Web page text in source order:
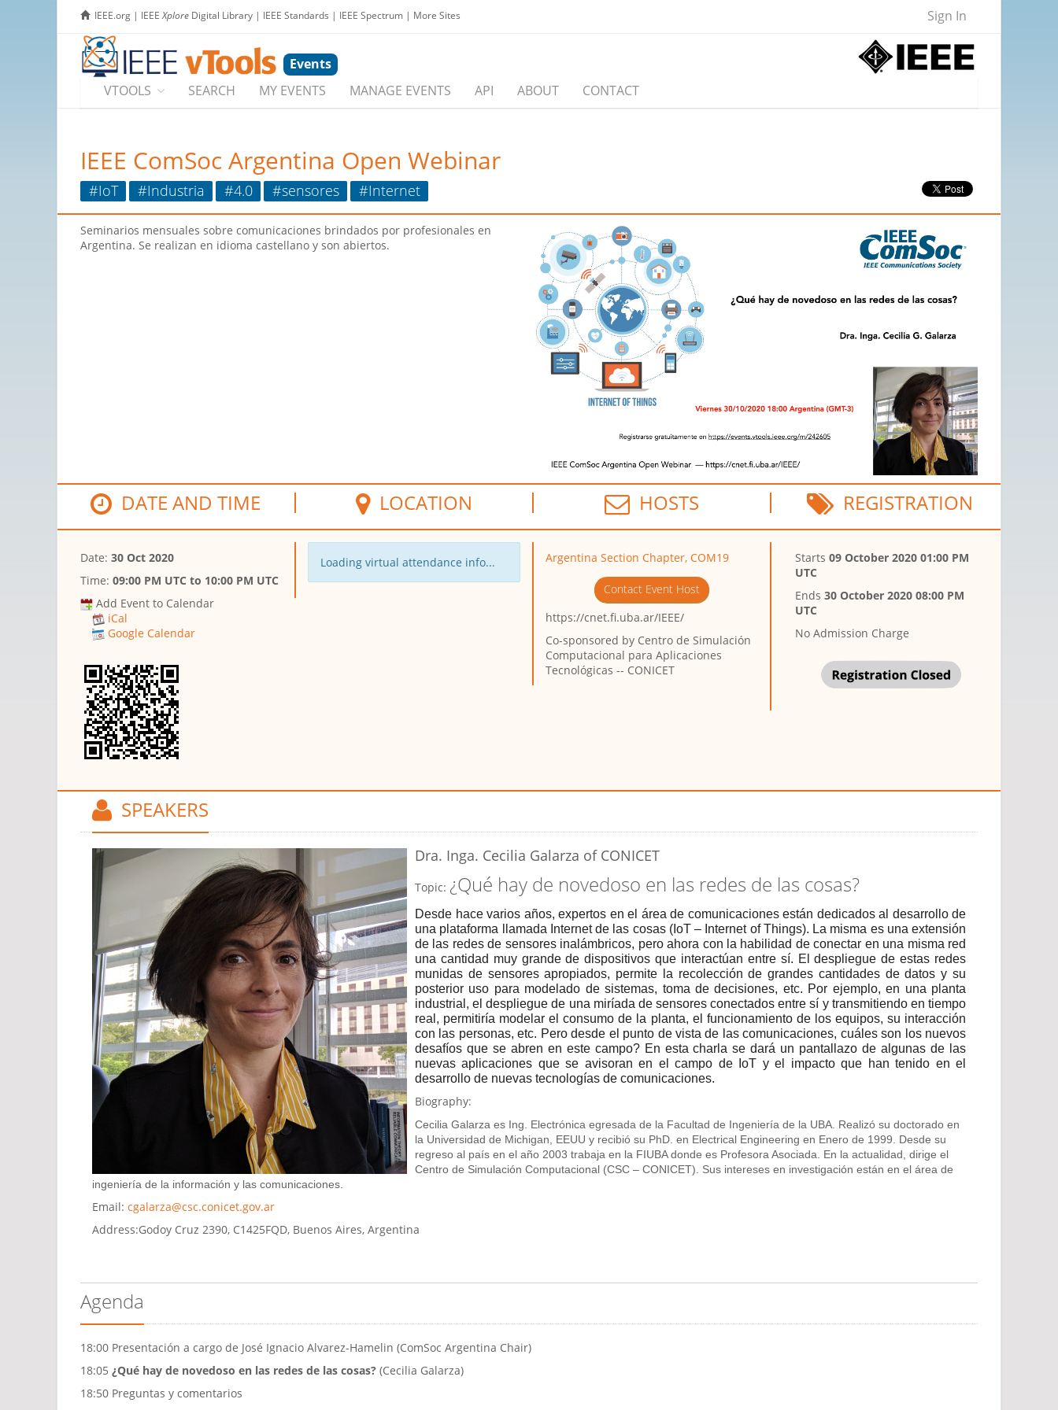
IEEE.org | IEEEXplore Digital Library | IEEE Standards | IEEE Spectrum | More Sites Sign In
Events
VTOOLS
SEARCH MY EVENTS MANAGE EVENTS API ABOUT CONTACT
IEEE ComSoc Argentina Open Webinar
#IoT #Industria #4.0 #sensores #Internet
Seminarios mensuales sobre comunicaciones brindados por profesionales en
Argentina. Se realizan en idioma castellano y son abiertos.
DATE AND TIME LOCATION HOSTS REGISTRATION
Date: 30 Oct 2020
Time: 09:00 PM UTC to 10:00 PM UTC
Add Event to Calendar
iCal
Google Calendar
Loading virtual attendance info... Argentina Section Chapter, COM19
Contact Event Host
https://cnet.fi.uba.ar/IEEE/
Co-sponsored by Centro de Simulación
Computacional para Aplicaciones
Tecnológicas -- CONICET
Starts09 October 2020 01:00 PM
UTC
Ends30 October 2020 08:00 PM
UTC
No Admission Charge
SPEAKERS
Dra. Inga. Cecilia Galarza of CONICET
Topic: ¿Qué hay de novedoso en las redes de las cosas?
Desde hace varios años, expertos en el área de comunicaciones están dedicadosal desarrollo de
una plataforma llamada Internet de las cosas (IoT – Internet of Things). La misma es una extensión
de las redes de sensores inalámbricos, pero ahora con la habilidad de conectar en una misma red
una cantidad muy grande de dispositivosque interactúan entre sí. El despliegue de estas redes
munidas de sensoresapropiados, permite la recolección de grandes cantidades de datosy su
posterior uso para modelado de sistemas, toma de decisiones, etc. Por ejemplo, en una planta
industrial, el despliegue de una miríada de sensores conectados entre sí y transmitiendo en tiempo
real, permitiría modelar el consumo de la planta, el funcionamiento de los equipos, su interacción
con las personas, etc. Pero desde el punto de vista de las comunicaciones, cuáles son los nuevos
desafíos que se abren en este campo? En esta charla se dará un pantallazo de algunas de las
nuevas aplicaciones que se avisoran en el campo de IoT y el impactoque han tenido en el
desarrollo de nuevas tecnologías de comunicaciones.
Biography:
Cecilia Galarza es Ing. Electrónica egresada de la Facultad de Ingeniería de la UBA. Realizó su doctorado en
la Universidad de Michigan, EEUU y recibió su PhD. en Electrical Engineering en Enero de 1999. Desde su
regreso al país en el año 2003 trabaja en la FIUBA donde es Profesora Asociada. En la actualidad, dirige el
Centro de Simulación Computacional (CSC – CONICET). Sus intereses en investigación están en el área de
ingeniería de la información y las comunicaciones.
Email: cgalarza@csc.conicet.gov.ar
Address:Godoy Cruz 2390, C1425FQD, Buenos Aires, Argentina
Agenda
18:00 Presentación a cargo de José Ignacio Alvarez-Hamelin (ComSoc Argentina Chair)
18:05 ¿Qué hay de novedoso en las redes de las cosas? (Cecilia Galarza)
18:50 Preguntas y comentarios